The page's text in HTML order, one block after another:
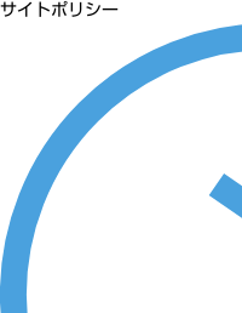
サイトポリシー